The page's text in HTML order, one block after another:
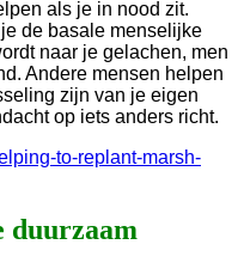
als je in nood zit.
de basale menselijke
naar je gelachen, men
Andere mensen helpen
zijn van je eigen
op iets anders richt.
duurzaam